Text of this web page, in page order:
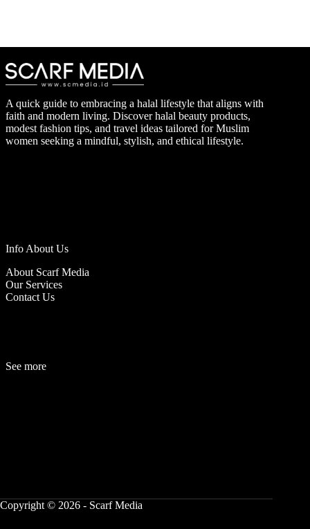
A quick guide to embracing a halal lifestyle that aligns with
faith and modern living. Discover halal beauty products,
modest fashion tips, and travel ideas tailored for Muslim
women seeking a mindful, stylish, and ethical lifestyle.
Info About Us
About Scarf Media
Our Services
Contact Us
See more
Copyright © 2026 - Scarf Media